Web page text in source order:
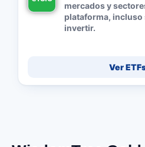
mercados y
plataforma, incluso
invertir.
Ver